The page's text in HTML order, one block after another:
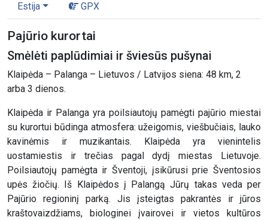
Estija GPX
Pajūrio kurortai
Smėlėti paplūdimiai ir šviesūs pušynai
Klaipėda – Palanga – Lietuvos / Latvijos siena: 48 km, 2
arba 3 dienos.
Klaipėda ir Palanga yra poilsiautojų pamėgti pajūrio miestai
su kurortui būdinga atmosfera: užeigomis, viešbučiais, lauko
kavinėmis ir muzikantais. Klaipėda yra vienintelis
uostamiestis ir trečias pagal dydį miestas Lietuvoje.
Poilsiautojų pamėgta ir Šventoji, įsikūrusi prie Šventosios
upės žiočių. Iš Klaipėdos į Palangą Jūrų takas veda per
Pajūrio regioninį parką. Jis įsteigtas pakrantės ir jūros
kraštovaizdžiams, biologinei įvairovei ir vietos kultūros